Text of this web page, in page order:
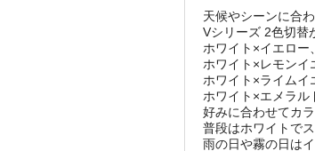
天候やシーンに合
Vシリーズ 2色切替
ホワイト×イエロー、
ホワイト×レモンイ
ホワイト×ライムイ
ホワイト×エメラル
好みに合わせてカ
普段はホワイトで
雨の日や霧の日は